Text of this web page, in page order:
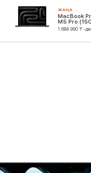
ЖАҢА
MacBook
M5 Pro
CPU/16C
1 684 990 ₸ -